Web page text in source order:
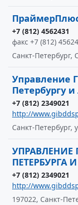
+7 (812) 4562431
факс +7 (812)
Санкт-Петербург,
Управление
Петербургу
+7 (812) 2349021
http://
Санкт-Петербург,
УПРАВЛЕНИЕ
ПЕТЕРБУРГА
+7 (812) 2349021
http://
197022, Санкт-